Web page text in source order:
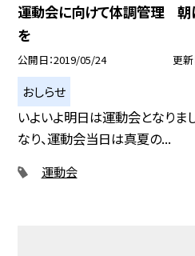
運動会に向けて体調管理 朝
を
公開日 2019/05/24 更
おしらせ
いよいよ明日は運動会となりま
なり、運動会当日は真夏の...
運動会